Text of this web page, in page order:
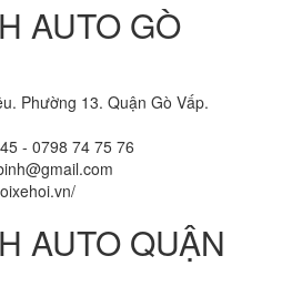
AUTO GÒ
Phường 13. Quận Gò Vấp.
- 0798 74 75 76
AUTO QUẬN